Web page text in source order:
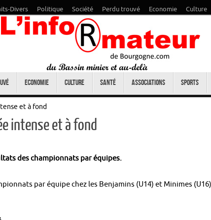
Divers Politique Société Perdu trouvé Economie Culture
Economie Culture Santé Associations Sports
et à fond
intense et à fond
des championnats par équipes.
par équipe chez les Benjamins (U14) et Minimes (U16)